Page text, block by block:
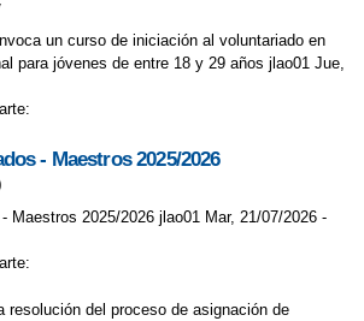
un curso de iniciación al voluntariado en
para jóvenes de entre 18 y 29 años jlao01 Jue,
- Maestros 2025/2026
Maestros 2025/2026 jlao01 Mar, 21/07/2026 -
resolución del proceso de asignación de